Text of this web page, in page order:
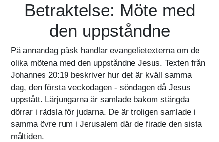
Betraktelse: Möte med
den uppståndne
På annandag påsk handlar evangelietexterna om de
olika mötena med den uppståndne Jesus. Texten från
Johannes 20:19 beskriver hur det är kväll samma
dag, den första veckodagen - söndagen då Jesus
uppstått. Lärjungarna är samlade bakom stängda
dörrar i rädsla för judarna. De är troligen samlade i
samma övre rum i Jerusalem där de firade den sista
måltiden.